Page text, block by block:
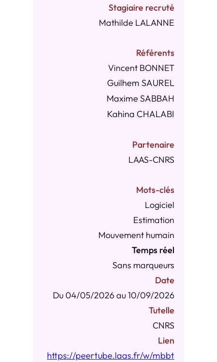
Stagiaire recruté
Mathilde LALANNE
Référents
Vincent BONNET
Guilhem SAUREL
Maxime SABBAH
Kahina CHALABI
Partenaire
LAAS-CNRS
Mots-clés
Logiciel
Estimation
Mouvement humain
Temps réel
Sans marqueurs
Date
Du 04/05/2026 au 10/09/2026
Tutelle
CNRS
Lien
https://peertube.laas.fr/w/mbbt